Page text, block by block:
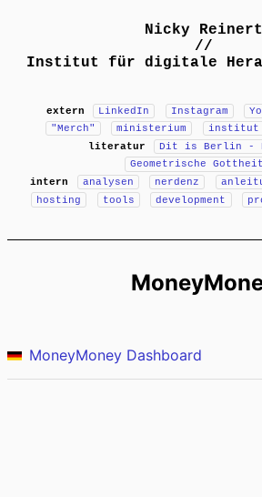
Nicky Reinert
//
Institut für digitale
extern LinkedIn Instagram
"Merch"
ministerium institut
literatur
Dit is Berlin -
Geometrische
intern
analysen nerdenz
hosting
tools development
MoneyMoney Dashboard